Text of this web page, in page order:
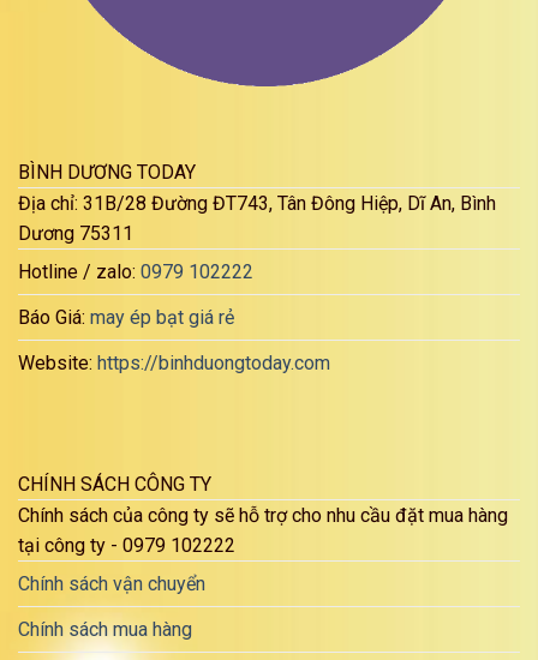
BÌNH DƯƠNG TODAY
Địa chỉ: 31B/28 Đường ĐT743, Tân Đông Hiệp, Dĩ An, Bình
Dương 75311
Hotline / zalo: 0979 102222
Báo Giá: may ép bạt giá rẻ
Website: https://binhduongtoday.com
CHÍNH SÁCH CÔNG TY
Chính sách của công ty sẽ hỗ trợ cho nhu cầu đặt mua hàng
tại công ty - 0979 102222
Chính sách vận chuyển
Chính sách mua hàng